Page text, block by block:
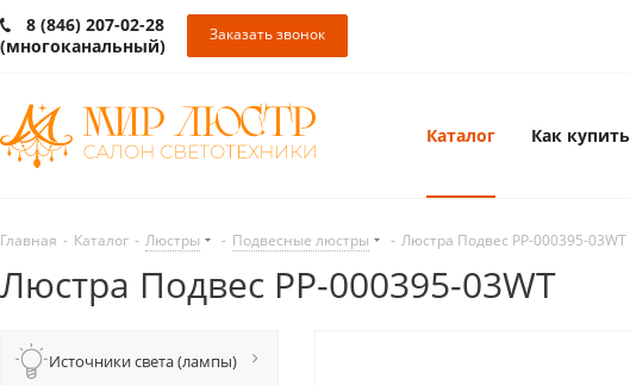
8 (846) 207-02-28
(многоканальный)
Заказать звонок
Каталог Как купить
Главная - Каталог - Люстры - Подвесные люстры - Люстра Подвес PP-000395-03WT
Люстра Подвес PP-000395-03WT
Источники света (лампы)